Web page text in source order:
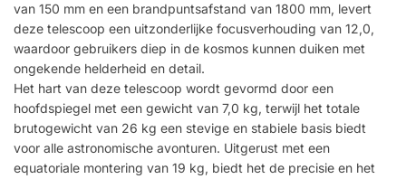
van 150 mm en een brandpuntsafstand van 1800 mm, levert
deze telescoop een uitzonderlijke focusverhouding van 12,0,
waardoor gebruikers diep in de kosmos kunnen duiken met
ongekende helderheid en detail.
Het hart van deze telescoop wordt gevormd door een
hoofdspiegel met een gewicht van 7,0 kg, terwijl het totale
brutogewicht van 26 kg een stevige en stabiele basis biedt
voor alle astronomische avonturen. Uitgerust met een
equatoriale montering van 19 kg, biedt het de precisie en het